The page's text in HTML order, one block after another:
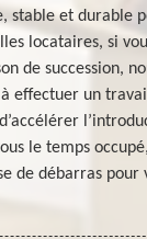
stable et durable
locataires, si
de succession,
effectuer un
le temps
de débarras pour